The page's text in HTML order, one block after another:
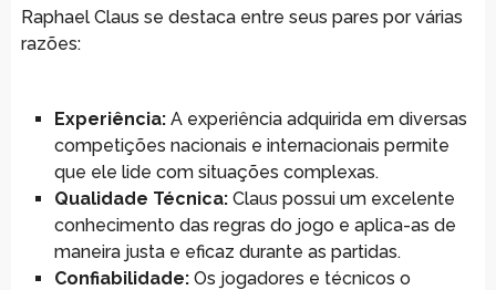
Raphael Claus se destaca entre seus pares por várias
razões:
Experiência:A experiência adquirida em diversas
competições nacionais e internacionais permite
que ele lide com situações complexas.
Qualidade Técnica:Claus possui um excelente
conhecimento das regras do jogo e aplica-as de
maneira justa e eficaz durante as partidas.
Confiabilidade:Os jogadores e técnicos o